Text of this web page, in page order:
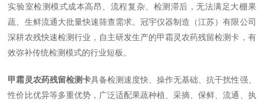
实验室检测模式成本高昂、流程复杂、检测滞后，无法满足大棚果
蔬、生鲜流通大批量快速筛查需求。冠宇仪器制造（江苏）有限公司
深耕农残快速检测行业，自主研发生产的甲霜灵农药残留检测卡，有
效弥补传统检测模式的行业短板。
甲霜灵农药残留检测卡具备检测速度快、操作无基础、抗干扰性强、
性价比优异等多重优势，广泛适配果蔬种植、采摘、保鲜、流通、执